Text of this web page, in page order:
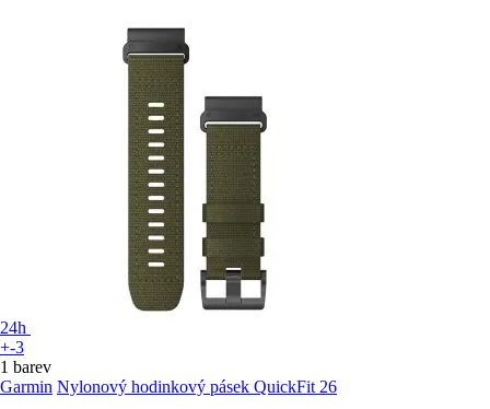
24h
+-3
1 barev
Garmin Nylonový hodinkový pásek QuickFit 26